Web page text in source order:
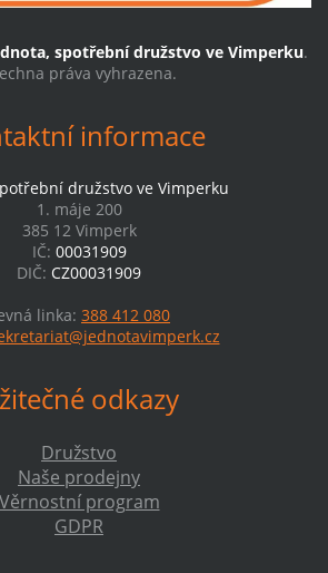
spotřební družstvo ve Vimperku.
práva vyhrazena.
informace
družstvo ve Vimperku
1. máje 200
385 12 Vimperk
IČ: 00031909
DIČ: CZ00031909
linka: 388 412 080
odkazy
Družstvo
Naše prodejny
Věrnostní program
GDPR